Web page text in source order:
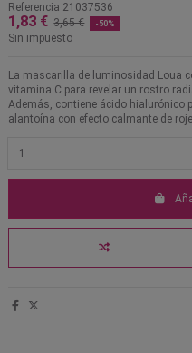
Referencia 21037536
1,83 € 3,65 € -50%
Sin impuesto
La mascarilla de luminosidad Loua
vitamina C para revelar un rostro
Además, contiene ácido hialurónico
alantoína con efecto calmante de